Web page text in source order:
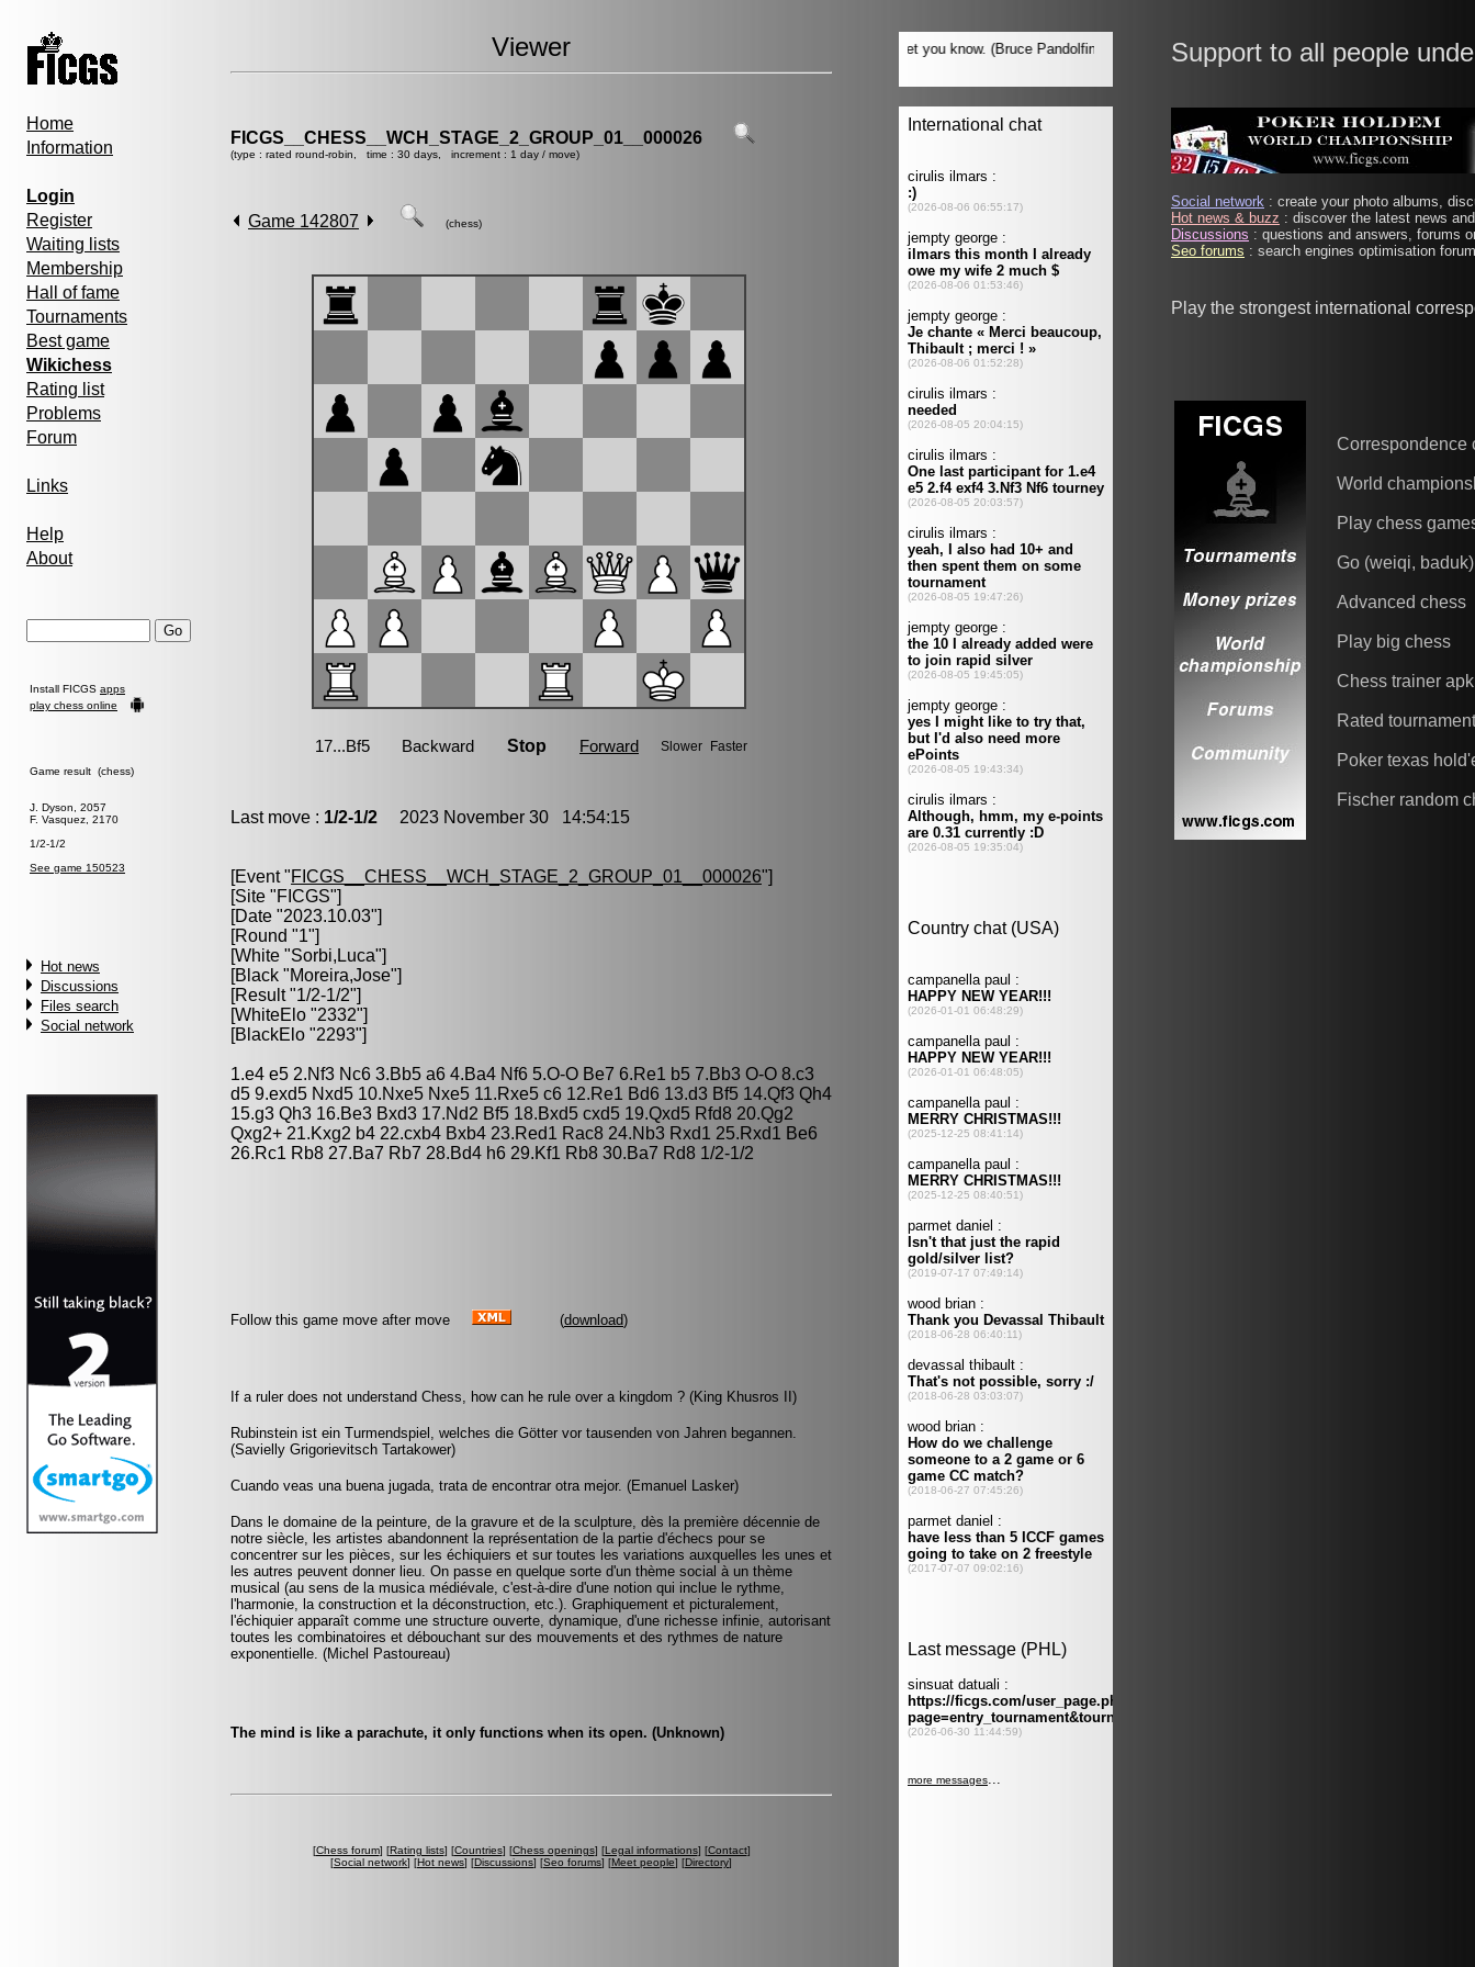
Home
Information
Login
Register
Waiting lists
Membership
Hall of fame
Tournaments
Best game
Wikichess
Rating list
Problems
Forum
Links
Help
About
Install FICGS apps
play chess online
Game result (chess)
J. Dyson, 2057
F. Vasquez, 2170
1/2-1/2
See game 150523
Hot news
Discussions
Files search
Social network
Viewer
FICGS__CHESS__WCH_STAGE_2_GROUP_01__000026
(type : rated round-robin, time : 30 days, increment : 1 day / move)
Game 142807 (chess)
Last move : 1/2-1/2 2023 November 30 14:54:15
[Event "FICGS__CHESS__WCH_STAGE_2_GROUP_01__000026"]
[Site "FICGS"]
[Date "2023.10.03"]
[Round "1"]
[White "Sorbi,Luca"]
[Black "Moreira,Jose"]
[Result "1/2-1/2"]
[WhiteElo "2332"]
[BlackElo "2293"]
1.e4 e5 2.Nf3 Nc6 3.Bb5 a6 4.Ba4 Nf6 5.O-O Be7 6.Re1 b5 7.Bb3 O-O 8.c3
d5 9.exd5 Nxd5 10.Nxe5 Nxe5 11.Rxe5 c6 12.Re1 Bd6 13.d3 Bf5 14.Qf3 Qh4
15.g3 Qh3 16.Be3 Bxd3 17.Nd2 Bf5 18.Bxd5 cxd5 19.Qxd5 Rfd8 20.Qg2
Qxg2+ 21.Kxg2 b4 22.cxb4 Bxb4 23.Red1 Rac8 24.Nb3 Rxd1 25.Rxd1 Be6
26.Rc1 Rb8 27.Ba7 Rb7 28.Bd4 h6 29.Kf1 Rb8 30.Ba7 Rd8 1/2-1/2
Follow this game move after move (download)
If a ruler does not understand Chess, how can he rule over a kingdom ? (King Khusros II)
Rubinstein ist ein Turmendspiel, welches die Götter vor tausenden von Jahren begannen.
(Savielly Grigorievitsch Tartakower)
Cuando veas una buena jugada, trata de encontrar otra mejor. (Emanuel Lasker)
Dans le domaine de la peinture, de la gravure et de la sculpture, dès la première décennie de
notre siècle, les artistes abandonnent la représentation de la partie d'échecs pour se
concentrer sur les pièces, sur les échiquiers et sur toutes les variations auxquelles les unes et
les autres peuvent donner lieu. On passe en quelque sorte d'un thème social à un thème
musical (au sens de la musica médiévale, c'est-à-dire d'une notion qui inclue le rythme,
l'harmonie, la construction et la déconstruction, etc.). Graphiquement et picturalement,
l'échiquier apparaît comme une structure ouverte, dynamique, d'une richesse infinie, autorisant
toutes les combinatoires et débouchant sur des mouvements et des rythmes de nature
exponentielle. (Michel Pastoureau)
The mind is like a parachute, it only functions when its open. (Unknown)
[Chess forum] [Rating lists] [Countries] [Chess openings] [Legal informations] [Contact]
[Social network] [Hot news] [Discussions] [Seo forums] [Meet people] [Directory]
Support to all people
Social network : create your photo albums,
Hot news & buzz : discover the latest news
Discussions : questions and answers, forums
Seo forums : search engines optimisation
Play the strongest international
Correspondence
World
Play chess
Go (weiqi, baduk)
Advanced chess
Play big chess
Chess trainer apk
Rated
Poker texas
Fischer random